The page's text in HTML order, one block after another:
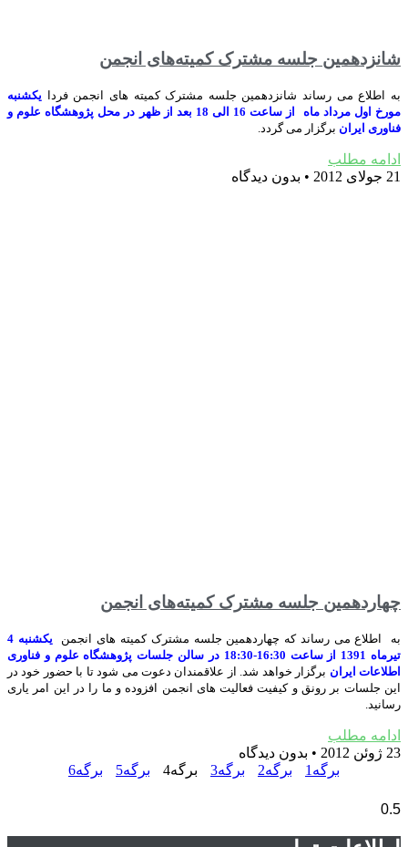
شانزدهمین جلسه مشترک کمیته‌های انجمن‎
به اطلاع می رساند شانزدهمین جلسه مشترک کمیته های انجمن فردا یکشنبه
مورخ اول مرداد ماه از ساعت 16 الی 18 بعد از ظهر در محل پژوهشگاه علوم و
فناوری ایران برگزار می گردد.
ادامه مطلب
21 جولای 2012
بدون دیدگاه
چهاردهمین جلسه مشترک کمیته‌های انجمن‎
به اطلاع می رساند که چهاردهمین جلسه مشترک کمیته های انجمن
یکشنبه 4
تیرماه 1391 از ساعت 16:30-18:30 در سالن جلسات پژوهشگاه علوم و فناوری
اطلاعات ایران برگزار خواهد شد. از علاقمندان دعوت می شود تا با حضور خود در
این جلسات بر رونق و کیفیت فعالیت های انجمن افزوده و ما را در این امر یاری
رسانید.
ادامه مطلب
23 ژوئن 2012
بدون دیدگاه
برگه 1 برگه2 برگه3 برگه4 برگه5 برگه6